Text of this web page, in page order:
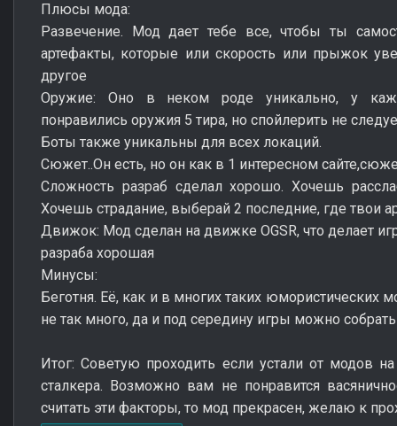
Плюсы мода:
Развечение. Мод дает тебе все, чтобы ты
артефакты, которые или скорость или прыжок
другое
Оружие: Оно в неком роде уникально, у
понравились оружия 5 тира, но спойлерить не
Боты также уникальны для всех локаций.
Сюжет..Он есть, но он как в 1 интересном
Сложность разраб сделал хорошо. Хочешь
Хочешь страдание, выберай 2 последние, где твои
Движок: Мод сделан на движке OGSR, что делает
разраба хорошая
Минусы:
Беготня. Её, как и в многих таких юмористических
не так много, да и под середину игры можно
Итог: Советую проходить если устали от модов
сталкера. Возможно вам не понравится
считать эти факторы, то мод прекрасен, желаю к